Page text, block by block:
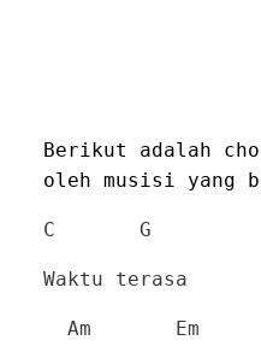
Berikut adalah
oleh musisi yang
C G
Waktu terasa
Am Em